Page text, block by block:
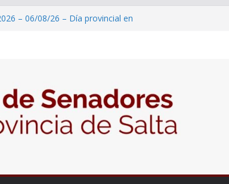
– 06/08/26 – Día provincial en
– 06/08/26 – Protección
de banana
– 06/08/26 – Ejecución de obras
de la Comisaria N° 2 del municipio